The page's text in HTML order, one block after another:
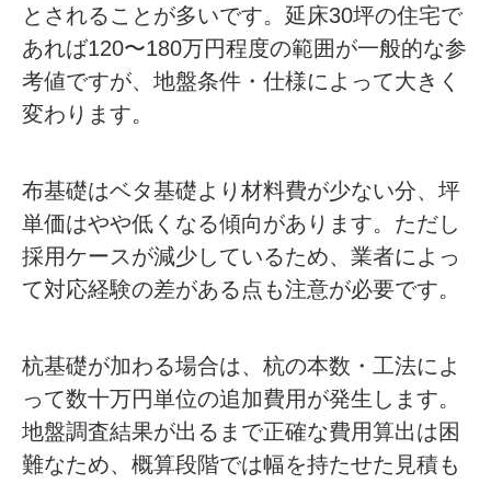
とされることが多いです。延床30坪の住宅で
あれば120〜180万円程度の範囲が一般的な参
考値ですが、地盤条件・仕様によって大きく
変わります。
布基礎はベタ基礎より材料費が少ない分、坪
単価はやや低くなる傾向があります。ただし
採用ケースが減少しているため、業者によっ
て対応経験の差がある点も注意が必要です。
杭基礎が加わる場合は、杭の本数・工法によ
って数十万円単位の追加費用が発生します。
地盤調査結果が出るまで正確な費用算出は困
難なため、概算段階では幅を持たせた見積も